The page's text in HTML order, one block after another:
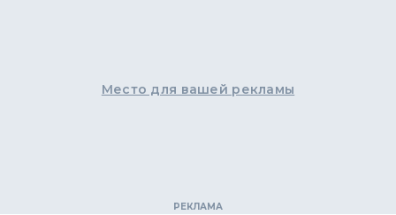
Место для вашей рекламы